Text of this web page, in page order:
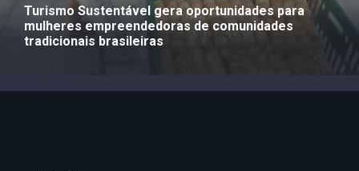
Turismo Sustentável gera oportunidades para
mulheres empreendedoras de comunidades
tradicionais brasileiras